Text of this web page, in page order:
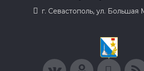
г. Севастополь, ул. Большая